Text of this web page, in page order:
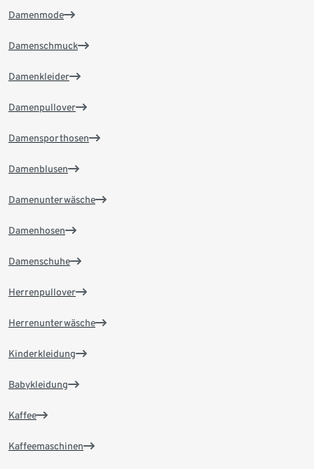
Damenmode
Damenschmuck
Damenkleider
Damenpullover
Damensporthosen
Damenblusen
Damenunterwäsche
Damenhosen
Damenschuhe
Herrenpullover
Herrenunterwäsche
Kinderkleidung
Babykleidung
Kaffee
Kaffeemaschinen